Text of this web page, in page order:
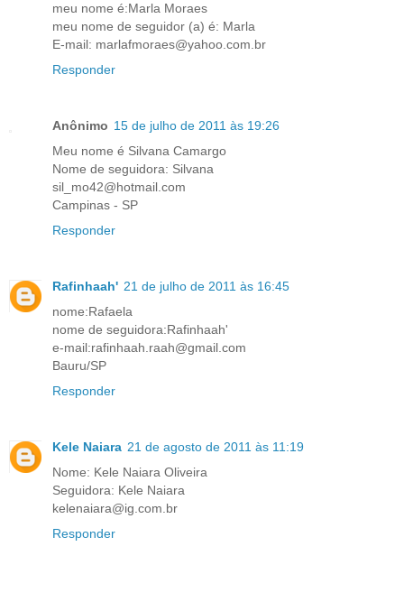
meu nome é:Marla Moraes
meu nome de seguidor (a) é: Marla
E-mail: marlafmoraes@yahoo.com.br
Responder
Anônimo 15 de julho de 2011 às 19:26
Meu nome é Silvana Camargo
Nome de seguidora: Silvana
sil_mo42@hotmail.com
Campinas - SP
Responder
Rafinhaah' 21 de julho de 2011 às 16:45
nome:Rafaela
nome de seguidora:Rafinhaah'
e-mail:rafinhaah.raah@gmail.com
Bauru/SP
Responder
Kele Naiara 21 de agosto de 2011 às 11:19
Nome: Kele Naiara Oliveira
Seguidora: Kele Naiara
kelenaiara@ig.com.br
Responder